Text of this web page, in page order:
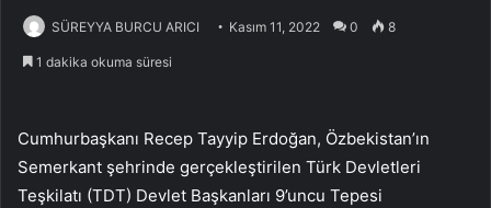
SÜREYYA BURCU ARICI Kasım 11, 2022 0 8
1 dakika okuma süresi
Cumhurbaşkanı Recep Tayyip Erdoğan, Özbekistan’ın
Semerkant şehrinde gerçekleştirilen Türk Devletleri
Teşkilatı (TDT) Devlet Başkanları 9’uncu Tepesi